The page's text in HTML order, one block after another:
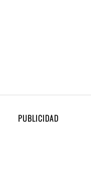
PUBLICIDAD